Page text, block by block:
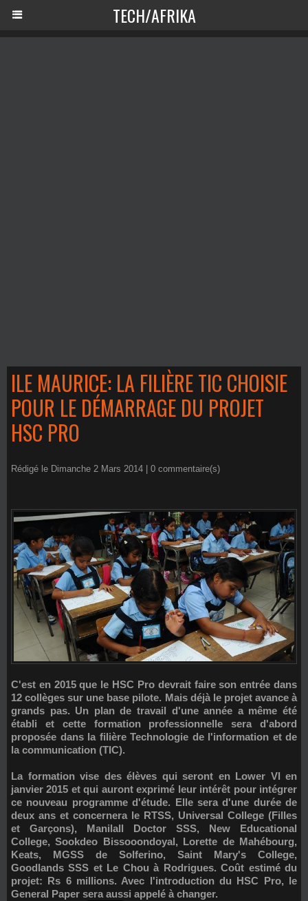
TECH/AFRIKA
ILE MAURICE: LA FILIÈRE TIC CHOISIE
POUR LE DÉMARRAGE DU PROJET
HSC PRO
Rédigé le Dimanche 2 Mars 2014 | 0 commentaire(s)
C'est en 2015 que le HSC Pro devrait faire son entrée dans
12 collèges sur une base pilote. Mais déjà le projet avance à
grands pas. Un plan de travail d'une année a même été
établi et cette formation professionnelle sera d'abord
proposée dans la filière Technologie de l'information et de
la communication (TIC).
La formation vise des élèves qui seront en Lower VI en
janvier 2015 et qui auront exprimé leur intérêt pour intégrer
ce nouveau programme d'étude. Elle sera d'une durée de
deux ans et concernera le RTSS, Universal College (Filles
et Garçons), Manilall Doctor SSS, New Educational
College, Sookdeo Bissooondoyal, Lorette de Mahébourg,
Keats, MGSS de Solferino, Saint Mary's College,
Goodlands SSS et Le Chou à Rodrigues. Coût estimé du
projet: Rs 6 millions. Avec l'introduction du HSC Pro, le
General Paper sera aussi appelé à changer.